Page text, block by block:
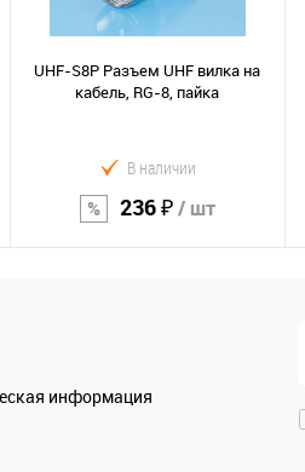
UHF-S8P Разъем UHF вилка на
кабель, RG-8, пайка
В наличии
236 ₽/ шт
В избранное
информация